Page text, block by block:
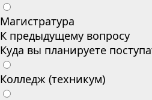
Магистратура
К предыдущему вопросу
Куда вы планируете
Колледж (техникум)